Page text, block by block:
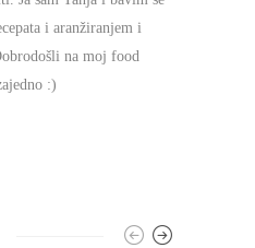
i aranžiranjem i
na moj food
:)